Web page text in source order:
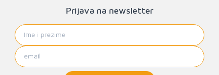
Prijava na newsletter